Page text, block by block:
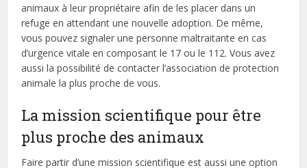
animaux à leur propriétaire afin de les placer dans un
refuge en attendant une nouvelle adoption. De même,
vous pouvez signaler une personne maltraitante en cas
d’urgence vitale en composant le 17 ou le 112. Vous avez
aussi la possibilité de contacter l’association de protection
animale la plus proche de vous.
La mission scientifique pour être
plus proche des animaux
Faire partir d’une mission scientifique est aussi une option